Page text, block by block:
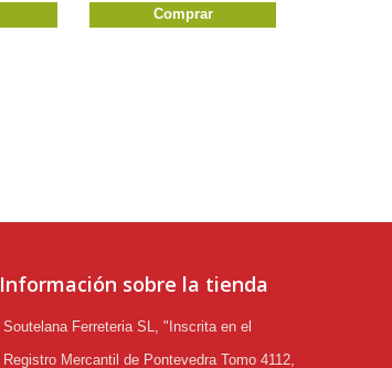
Comprar
Información sobre la tienda
Soutelana Ferreteria SL, "Inscrita en el
Registro Mercantil de Pontevedra Tomo 4112,